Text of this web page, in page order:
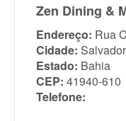
Zen Dining &
Endereço: Rua
Cidade: Salvador
Estado: Bahia
CEP: 41940-610
Telefone: